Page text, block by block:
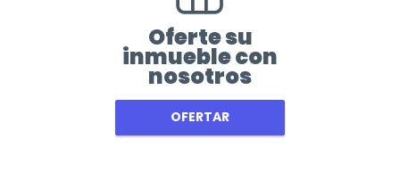
Oferte su
inmueble con
nosotros
OFERTAR